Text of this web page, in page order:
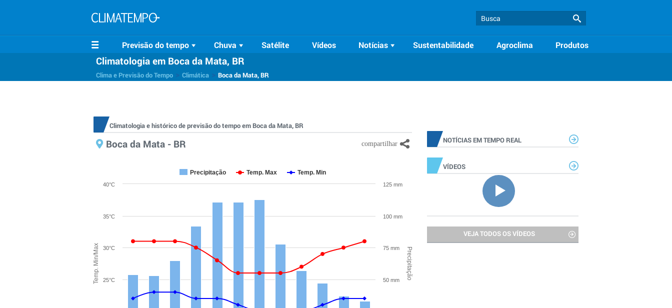
Previsão do tempo Chuva Satélite Vídeos Notícias Sustentabilidade Agroclima Produtos
Climatologia em Boca da Mata, BR
Clima e Previsão do Tempo Climática Boca da Mata, BR
Climatologia e histórico de previsão do tempo em Boca da Mata, BR
Boca da Mata - BR
Temp. Min/Max Precipitação
Precipitação Temp. Max Temp. Min
25°C
30°C
35°C
40°C
50 mm
75 mm
100 mm
125 mm
NOTÍCIAS EM TEMPO REAL
VÍDEOS
VEJA TODOS OS VÍDEOS